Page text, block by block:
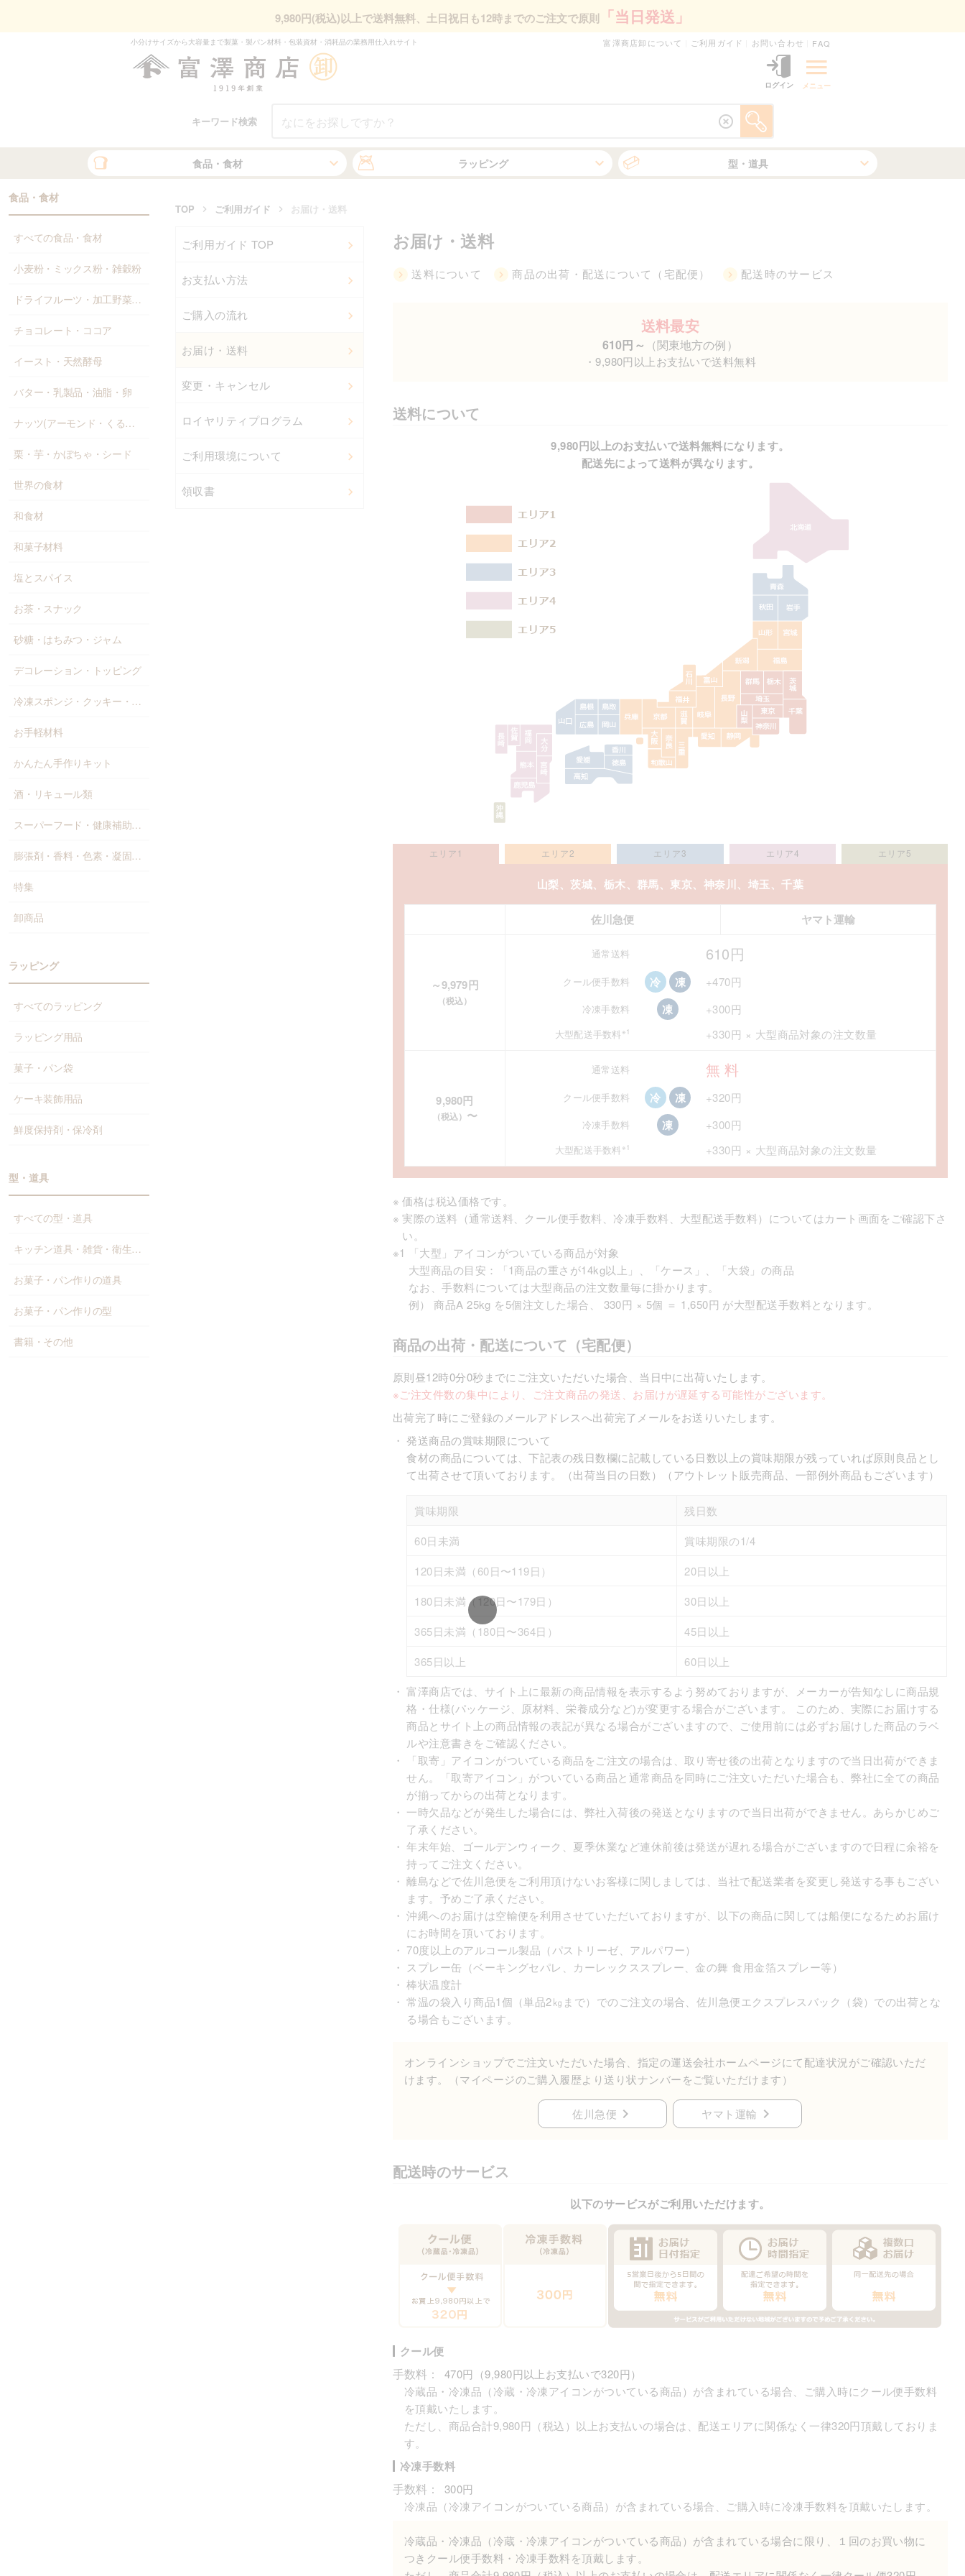
9,980円(税込)以上で送料無料、 土日祝日も12時までのご注文で原則 「当日発送」
小分けサイズから大容量まで製菓・製パン材料・包装資材・消耗品の業務⽤仕⼊れサイト 富澤商店卸について ご利用ガイド お問い合わせ FAQ
ログイン メニュー
キーワード検索
食品・食材 ラッピング 型・道具
食品・食材
すべての食品・食材
小麦粉・ミックス粉・雑穀粉
ドライフルーツ・加工野菜・果物
チョコレート・ココア
イースト・天然酵母
バター・乳製品・油脂・卵
ナッツ(アーモンド・くるみ等)
栗・芋・かぼちゃ・シード
世界の食材
和食材
和菓子材料
塩とスパイス
お茶・スナック
砂糖・はちみつ・ジャム
デコレーション・トッピング
冷凍スポンジ・クッキー・パン
お手軽材料
かんたん手作りキット
酒・リキュール類
スーパーフード・健康補助食品
膨張剤・香料・色素・凝固剤・添加物
特集
卸商品
ラッピング
すべてのラッピング
ラッピング用品
菓子・パン袋
ケーキ装飾用品
鮮度保持剤・保冷剤
型・道具
すべての型・道具
キッチン道具・雑貨・衛生資材
お菓子・パン作りの道具
お菓子・パン作りの型
書籍・その他
TOP ご利用ガイド お届け・送料
ご利用ガイド TOP
お支払い方法
ご購入の流れ
お届け・送料
変更・キャンセル
ロイヤリティプログラム
ご利用環境について
領収書
お届け・送料
送料について 商品の出荷・配送について（宅配便） 配送時のサービス
送料最安
610円～ （関東地方の例）
・9,980円以上お支払いで送料無料
送料について
9,980円以上のお支払いで送料無料になります。
配送先によって送料が異なります。
エリア1 エリア2 エリア3 エリア4 エリア5
山梨、茨城、栃木、群馬、東京、神奈川、埼玉、千葉
佐川急便 ヤマト運輸
～9,979円
（税込）
通常送料 610円
クール便手数料 冷 凍 +470円
冷凍手数料 凍 +300円
大型配送手数料※1 +330円 × 大型商品対象の注文数量
9,980円
（税込） 〜
通常送料 無 料
クール便手数料 冷 凍 +320円
冷凍手数料 凍 +300円
大型配送手数料※1 +330円 × 大型商品対象の注文数量
※ 価格は税込価格です。
※ 実際の送料（通常送料、クール便手数料、冷凍手数料、大型配送手数料）についてはカート画面をご確認下さ
い。
※1
「大型」アイコンがついている商品が対象
大型商品の目安：「1商品の重さが14kg以上」、「ケース」、「大袋」の商品
なお、手数料については大型商品の注文数量毎に掛かります。
例） 商品A 25kg を5個注文した場合、 330円 × 5個 ＝ 1,650円 が大型配送手数料となります。
商品の出荷・配送について（宅配便）
原則昼12時0分0秒までにご注文いただいた場合、当日中に出荷いたします。
※ご注文件数の集中により、ご注文商品の発送、お届けが遅延する可能性がございます。
出荷完了時にご登録のメールアドレスへ出荷完了メールをお送りいたします。
・ 発送商品の賞味期限について
食材の商品については、下記表の残日数欄に記載している日数以上の賞味期限が残っていれば原則良品とし
て出荷させて頂いております。（出荷当日の日数）（アウトレット販売商品、一部例外商品もございます）
賞味期限
残日数
60日未満
賞味期限の1/4
120日未満（60日〜119日）
20日以上
180日未満（120日〜179日）
30日以上
365日未満（180日〜364日）
45日以上
365日以上
60日以上
・ 富澤商店では、サイト上に最新の商品情報を表示するよう努めておりますが、メーカーが告知なしに商品規
格・仕様(パッケージ、原材料、栄養成分など)が変更する場合がございます。 このため、実際にお届けする
商品とサイト上の商品情報の表記が異なる場合がございますので、ご使用前には必ずお届けした商品のラベ
ルや注意書きをご確認ください。
・
「取寄」アイコンがついている商品をご注文の場合は、取り寄せ後の出荷となりますので当日出荷ができま
せん。「取寄アイコン」がついている商品と通常商品を同時にご注文いただいた場合も、弊社に全ての商品
が揃ってからの出荷となります。
・ 一時欠品などが発生した場合には、弊社入荷後の発送となりますので当日出荷ができません。あらかじめご
了承ください。
・ 年末年始、ゴールデンウィーク、夏季休業など連休前後は発送が遅れる場合がございますので日程に余裕を
持ってご注文ください。
・ 離島などで佐川急便をご利用頂けないお客様に関しましては、当社で配送業者を変更し発送する事もござい
ます。予めご了承ください。
・ 沖縄へのお届けは空輸便を利用させていただいておりますが、以下の商品に関しては船便になるためお届け
にお時間を頂いております。
・ 70度以上のアルコール製品（パストリーゼ、アルパワー）
・ スプレー缶（ベーキングセパレ、カーレックススプレー、金の舞 食用金箔スプレー等）
・ 棒状温度計
・ 常温の袋入り商品1個（単品2㎏まで）でのご注文の場合、佐川急便エクスプレスバック（袋）での出荷とな
る場合もございます。
オンラインショップでご注文いただいた場合、指定の運送会社ホームページにて配達状況がご確認いただ
けます。（マイページのご購入履歴より送り状ナンバーをご覧いただけます）
佐川急便 ヤマト運輸
配送時のサービス
以下のサービスがご利用いただけます。
クール便
手数料：
470円（9,980円以上お支払いで320円）
冷蔵品・冷凍品（冷蔵・冷凍アイコンがついている商品）が含まれている場合、ご購入時にクール便手数料
を頂戴いたします。
ただし、商品合計9,980円（税込）以上お支払いの場合は、配送エリアに関係なく一律320円頂戴しておりま
す。
冷凍手数料
手数料：
300円
冷凍品（冷凍アイコンがついている商品）が含まれている場合、ご購入時に冷凍手数料を頂戴いたします。
冷蔵品・冷凍品（冷蔵・冷凍アイコンがついている商品）が含まれている場合に限り、１回のお買い物に
つきクール便手数料・冷凍手数料を頂戴します。